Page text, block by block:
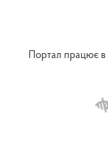
Портал працює в